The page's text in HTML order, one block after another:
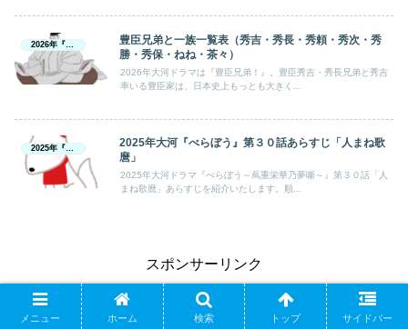
2026年『豊臣兄弟！』
豊臣兄弟と一族一覧表（秀吉・秀長・秀頼・秀次・秀
勝・秀保・ねね・茶々）
2026年大河ドラマは『豊臣兄弟！』。豊臣秀吉・秀長兄弟と秀吉
率いる豊臣家は、日本史上もっとも大きく...
2025年『べらぼう』
2025年大河『べらぼう』第３０話あらすじ「人まね歌
麿」
2025年大河ドラマ『べらぼう～蔦重栄華乃夢噺～』第３０話「人
まね歌麿」あらすじを紹介いたします。順...
スポンサーリンク
メニュー ホーム 検索 トップ サイドバー